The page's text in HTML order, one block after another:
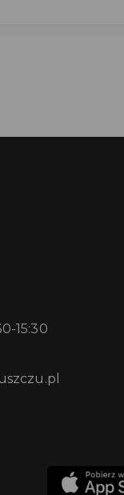
15:30